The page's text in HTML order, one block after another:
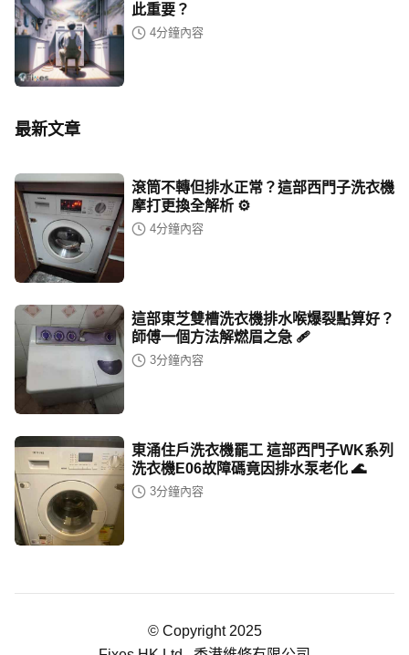
此重要？
4分鐘內容
最新文章
滾筒不轉但排水正常？這部西門子洗衣機
摩打更換全解析 ⚙️
4分鐘內容
這部東芝雙槽洗衣機排水喉爆裂點算好？
師傅一個方法解燃眉之急 🩹
3分鐘內容
東涌住戶洗衣機罷工 這部西門子WK系列
洗衣機E06故障碼竟因排水泵老化 🌊
3分鐘內容
© Copyright 2025